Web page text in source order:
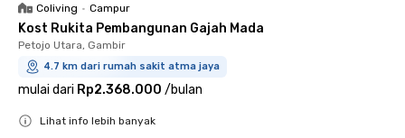
Coliving • Campur
Kost Rukita Pembangunan Gajah Mada
Petojo Utara, Gambir
4.7 km dari rumah sakit atma jaya
mulai dari Rp2.368.000 /bulan
Lihat info lebih banyak